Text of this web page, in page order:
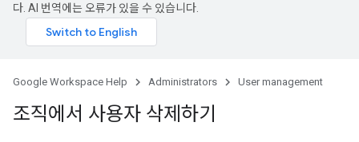
다. AI 번역에는 오류가 있을 수 있습니다.
Google Workspace Help Administrators User management
조직에서 사용자 삭제하기